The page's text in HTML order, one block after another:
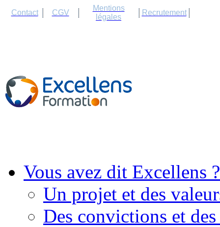
Contact CGV
Mentions
légales
Recrutement
Vous avez dit Excellens ?
Un projet et des
Des convictions et des